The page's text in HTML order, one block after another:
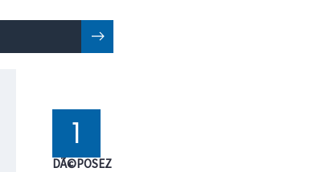
1
DÃ©POSEZ